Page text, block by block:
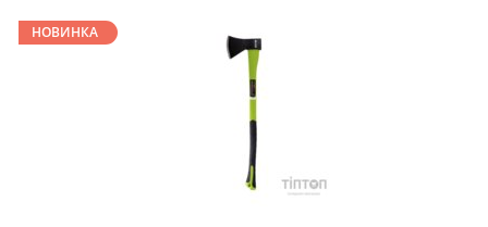
НОВИНКА